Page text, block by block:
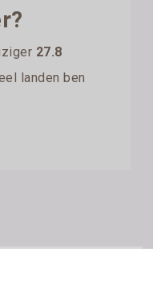
27.8
landen ben